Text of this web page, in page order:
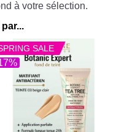
à votre sélection.
SALE